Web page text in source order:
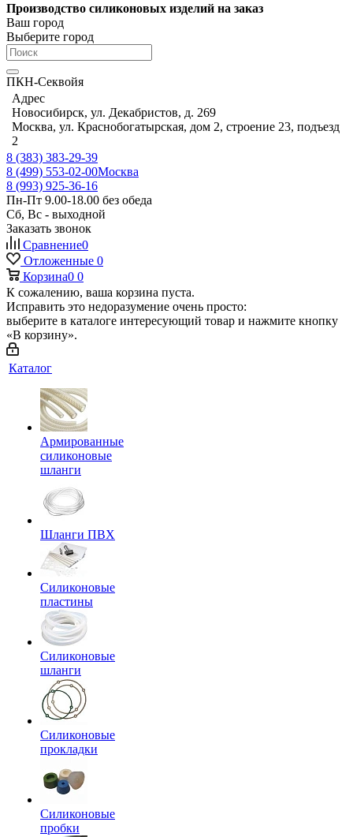
Производство силиконовых изделий на заказ
Ваш город
Выберите город
ПКН-Секвойя
Адрес
Новосибирск, ул. Декабристов, д. 269
Москва, ул. Краснобогатырская, дом 2, строение 23, подъезд
2
8 (383) 383-29-39
8 (499) 553-02-00Москва
8 (993) 925-36-16
Пн-Пт 9.00-18.00 без обеда
Сб, Вс - выходной
Заказать звонок
Сравнение0
Отложенные 0
Корзина0 0
К сожалению, ваша корзина пуста.
Исправить это недоразумение очень просто:
выберите в каталоге интересующий товар и нажмите кнопку
«В корзину».
Каталог
Армированные
силиконовые
шланги
Шланги ПВХ
Силиконовые
пластины
Силиконовые
шланги
Силиконовые
прокладки
Силиконовые
пробки